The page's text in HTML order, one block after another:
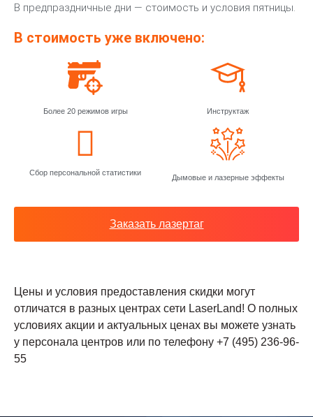
В предпраздничные дни — стоимость и условия пятницы.
В стоимость уже включено:
Более 20 режимов игры Инструктаж
Сбор персональной статистики
Дымовые и лазерные эффекты
Заказать лазертаг
Цены и условия предоставления скидки могут
отличатся в разных центрах сети LaserLand! О полных
условиях акции и актуальных ценах вы можете узнать
у персонала центров или по телефону +7 (495) 236-96-
55